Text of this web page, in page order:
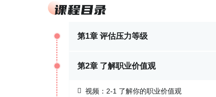
第1章 评估压力等级
第2章 了解职业价值观
视频： 2-1 了解你的职业价值观